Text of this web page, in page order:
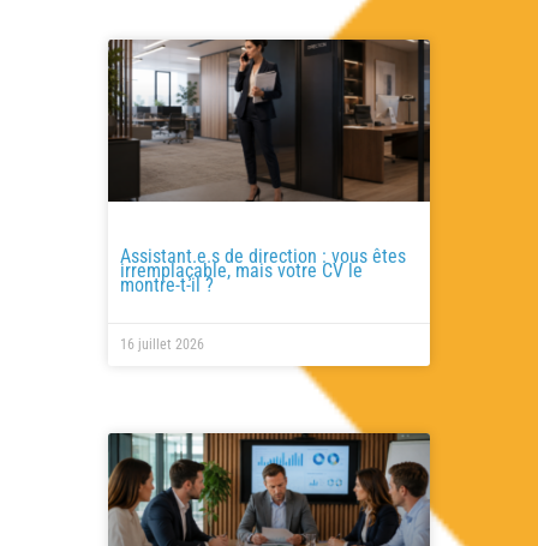
Assistant.e.s de direction : vous êtes
irremplaçable, mais votre CV le
montre-t-il ?
16 juillet 2026